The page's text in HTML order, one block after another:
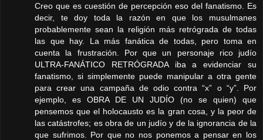
Creo que es cuestión de percepción eso del fanatismo. Es
decir, te doy toda la razón en que los musulmanes
probablemente sean la religión más retrógrada de todas
las que hay. La más fanática de todas, pero toma en
cuenta la frustración. Por que un personaje rico judío
ULTRA-FANÁTICO RETRÓGRADA iba a evidenciar su
fanatismo, si simplemente puede manipular a otra gente
para crear una campaña de odio contra “x” o “y”. Por
ejemplo, es OBRA DE UN JUDÍO (no se quien) que
pensemos que el holocausto es la gran cosa, y la peor de
las catástrofes; es obra de un judío y de la ignorancia de la
que sufrimos. Por que no nos ponemos a pensar en los